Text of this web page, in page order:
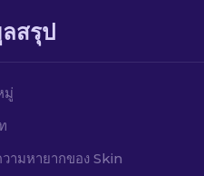
สรุป
มู่
ามหายากของ Skin